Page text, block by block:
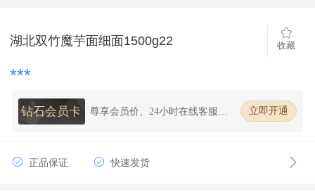
湖北双竹魔芋面细面1500g22 收藏
***
钻石会员卡
尊享会员价、24小时在线客服、7
立即开通
正品保证 快速发货